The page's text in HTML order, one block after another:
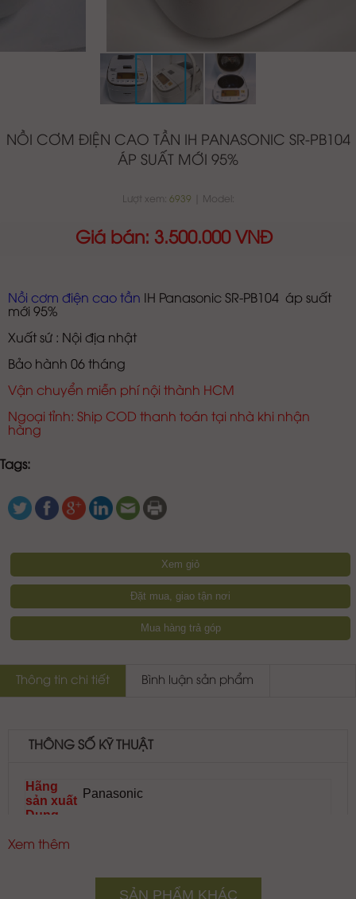
NỒI CƠM ĐIỆN CAO TẦN IH PANASONIC SR-PB104
ÁP SUẤT MỚI 95%
Lượt xem: 6939 | Model:
Giá bán: 3.500.000 VNĐ
Nồi cơm điện cao tần IH Panasonic SR-PB104 áp suất
mới 95%
Xuất sứ : Nội địa nhật
Bảo hành 06 tháng
Vận chuyển miễn phí nội thành HCM
Ngoại tỉnh: Ship COD thanh toán tại nhà khi nhận
hàng
Tags:
Xem giỏ
Đặt mua, giao tận nơi
Mua hàng trả góp
Thông tin chi tiết Bình luận sản phẩm
THÔNG SỐ KỸ THUẬT
Hãng
sản xuất
Panasonic
Dung
Vỏ nồi
Xem thêm
SẢN PHẨM KHÁC